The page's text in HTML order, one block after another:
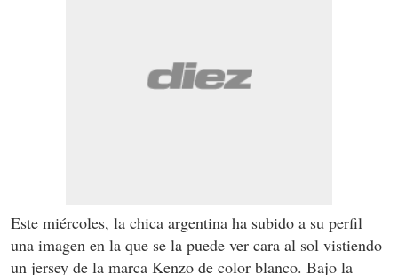
Este miércoles, la chica argentina ha subido a su perfil
una imagen en la que se la puede ver cara al sol vistiendo
un jersey de la marca Kenzo de color blanco. Bajo la